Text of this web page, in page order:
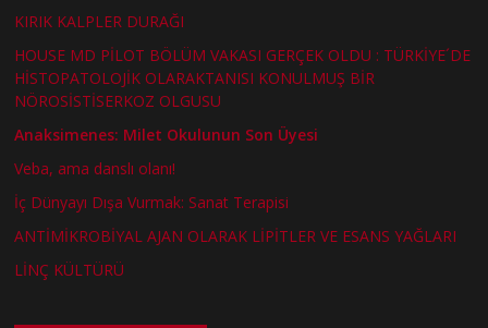
KIRIK KALPLER DURAĞI
HOUSE MD PİLOT BÖLÜM VAKASI GERÇEK OLDU : TÜRKİYE´DE
HİSTOPATOLOJİK OLARAKTANISI KONULMUŞ BİR
NÖROSİSTİSERKOZ OLGUSU
Anaksimenes: Milet Okulunun Son Üyesi
Veba, ama danslı olanı!
İç Dünyayı Dışa Vurmak: Sanat Terapisi
ANTİMİKROBİYAL AJAN OLARAK LİPİTLER VE ESANS YAĞLARI
LİNÇ KÜLTÜRÜ